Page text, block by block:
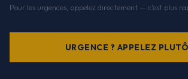
Pour les urgences, appelez directement — c'est plus
URGENCE ? APPELEZ